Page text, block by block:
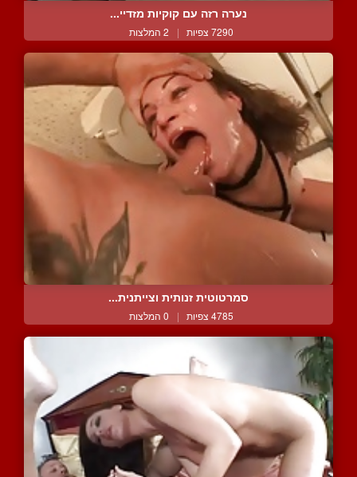
נערה רזה עם קוקיות מזדיי...
7290 צפיות | 2 המלצות
סמרטוטית זנותית וצייתנית...
4785 צפיות | 0 המלצות